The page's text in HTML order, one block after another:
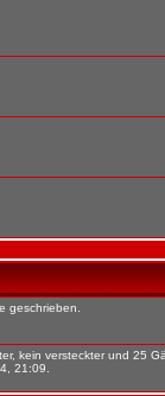
geschrieben.
kein versteckter und 25
21:09.